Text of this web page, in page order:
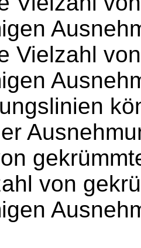
Vielzahl
von